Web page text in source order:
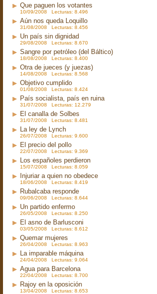
Que paguen los votantes
10/09/2008 Lecturas: 8.496
Aún nos queda Loquillo
31/08/2008 Lecturas: 8.456
Un país sin dignidad
29/08/2008 Lecturas: 8.670
Sangre por petróleo (del Báltico)
18/08/2008 Lecturas: 8.400
Otra de jueces (y juezas)
14/08/2008 Lecturas: 8.568
Objetivo cumplido
01/08/2008 Lecturas: 8.424
País socialista, país en ruina
31/07/2008 Lecturas: 12.279
El canalla de Solbes
31/07/2008 Lecturas: 8.481
La ley de Lynch
26/07/2008 Lecturas: 9.600
El precio del pollo
22/07/2008 Lecturas: 9.369
Los españoles perdieron
15/07/2008 Lecturas: 8.059
Injuriar a quien no obedece
18/06/2008 Lecturas: 8.419
Rubalcaba responde
09/06/2008 Lecturas: 8.644
Un partido enfermo
26/05/2008 Lecturas: 8.250
El asno de Barlusconi
03/05/2008 Lecturas: 8.612
Quemar mujeres
26/04/2008 Lecturas: 8.963
La imparable máquina
24/04/2008 Lecturas: 9.064
Agua para Barcelona
22/04/2008 Lecturas: 8.700
Rajoy en la oposición
13/04/2008 Lecturas: 8.653